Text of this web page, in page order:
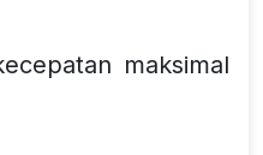
maksimal